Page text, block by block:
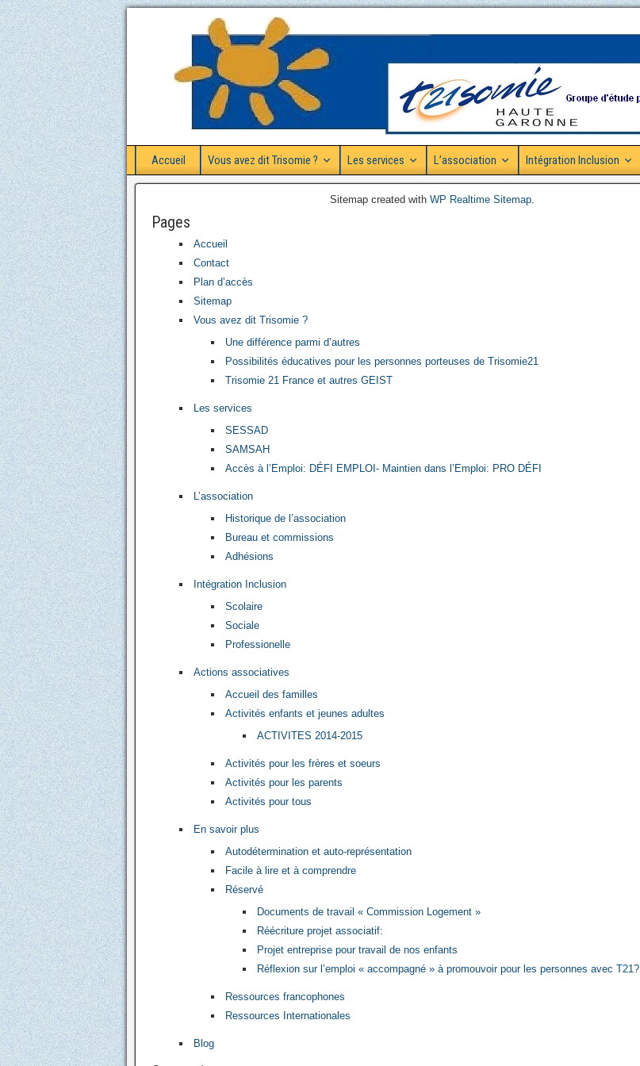
Accueil Vous avez dit Trisomie ? Les services L’association Intégration Inclusion
Sitemap created with WP Realtime Sitemap.
Pages
Accueil
Contact
Plan d’accès
Sitemap
Vous avez dit Trisomie ?
Une différence parmi d’autres
Possibilités éducatives pour les personnes porteuses de Trisomie21
Trisomie 21 France et autres GEIST
Les services
SESSAD
SAMSAH
Accès à l’Emploi: DÉFI EMPLOI- Maintien dans l’Emploi: PRO DÉFI
L’association
Historique de l’association
Bureau et commissions
Adhésions
Intégration Inclusion
Scolaire
Sociale
Professionelle
Actions associatives
Accueil des familles
Activités enfants et jeunes adultes
ACTIVITES 2014-2015
Activités pour les frères et soeurs
Activités pour les parents
Activités pour tous
En savoir plus
Autodétermination et auto-représentation
Facile à lire et à comprendre
Réservé
Documents de travail « Commission Logement »
Réécriture projet associatif:
Projet entreprise pour travail de nos enfants
Réflexion sur l’emploi « accompagné » à promouvoir pour les personnes avec T21?
Ressources francophones
Ressources Internationales
Blog